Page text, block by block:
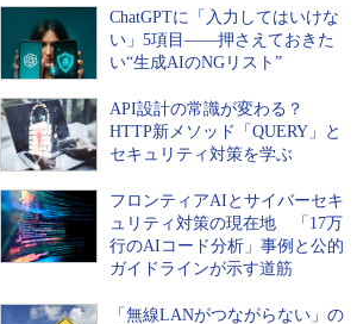
ChatGPTに「入力してはいけな
い」5項目――押さえておきた
い“生成AIのNGリスト”
API設計の常識が変わる？
HTTP新メソッド「QUERY」と
セキュリティ対策を学ぶ
フロンティアAIとサイバーセキ
ュリティ対策の現在地 「17万
行のAIコード分析」事例と公的
ガイドラインが示す道筋
「無線LANがつながらない」の